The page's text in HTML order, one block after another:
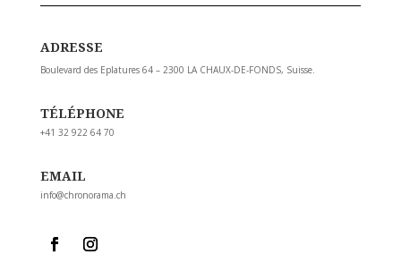
ADRESSE
Boulevard des Eplatures 64 – 2300 LA CHAUX-DE-FONDS, Suisse.
TÉLÉPHONE
+41 32 922 64 70
EMAIL
info@chronorama.ch